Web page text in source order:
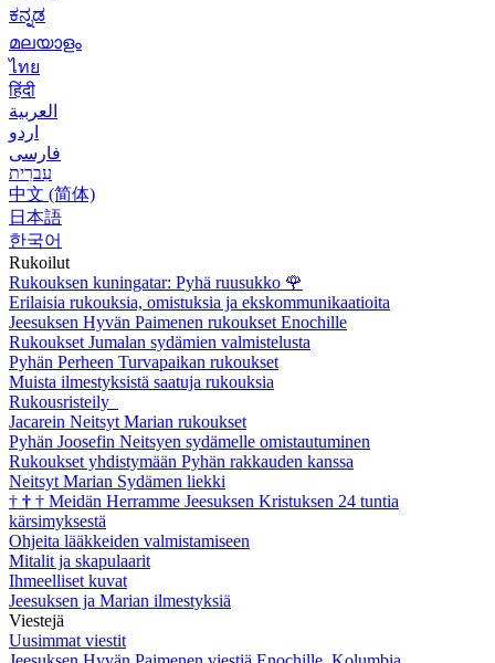
ಕನ್ನಡ
മലയാളം
ไทย
हिंदी
العربية
اردو
فارسی
עִברִית
中文 (简体)
日本語
한국어
Rukoilut
Rukouksen kuningatar: Pyhä ruusukko 🌹
Erilaisia rukouksia, omistuksia ja ekskommunikaatioita
Jeesuksen Hyvän Paimenen rukoukset Enochille
Rukoukset Jumalan sydämien valmistelusta
Pyhän Perheen Turvapaikan rukoukset
Muista ilmestyksistä saatuja rukouksia
Rukousristeily
Jacarein Neitsyt Marian rukoukset
Pyhän Joosefin Neitsyen sydämelle omistautuminen
Rukoukset yhdistymään Pyhän rakkauden kanssa
Neitsyt Marian Sydämen liekki
† † † Meidän Herramme Jeesuksen Kristuksen 24 tuntia
kärsimyksestä
Ohjeita lääkkeiden valmistamiseen
Mitalit ja skapulaarit
Ihmeelliset kuvat
Jeesuksen ja Marian ilmestyksiä
Viestejä
Uusimmat viestit